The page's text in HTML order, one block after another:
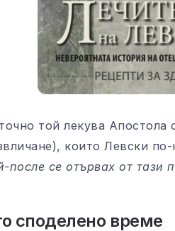
той лекува Апостола
които Левски
се отървах от тази
споделено време